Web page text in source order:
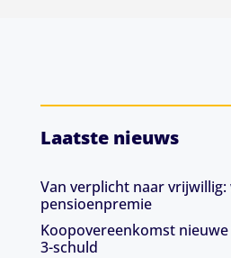
Laatste nieuws
Van verplicht naar
pensioenpremie
Koopovereenkomst
3-schuld